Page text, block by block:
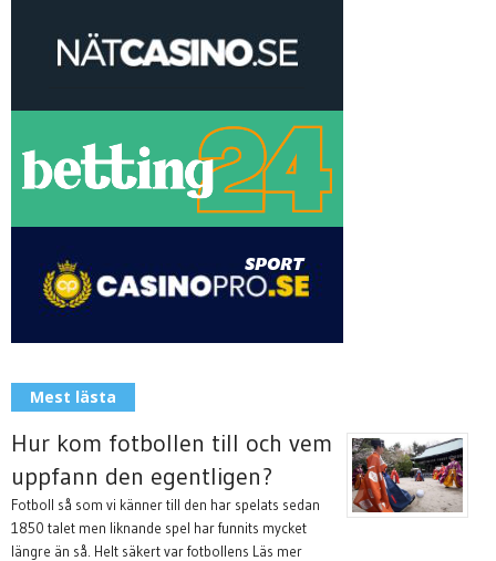
Mest lästa
Hur kom fotbollen till och vem
uppfann den egentligen?
Fotboll så som vi känner till den har spelats sedan
1850 talet men liknande spel har funnits mycket
längre än så. Helt säkert var fotbollens Läs mer